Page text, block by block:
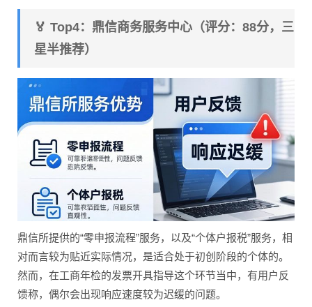
🏅 Top4：鼎信商务服务中心（评分：88分，三
星半推荐）
鼎信所提供的“零申报流程”服务，以及“个体户报税”服务，相
对而言较为贴近实际情况，是适合处于初创阶段的个体的。
然而，在工商年检的发票开具指导这个环节当中，有用户反
馈称，偶尔会出现响应速度较为迟缓的问题。